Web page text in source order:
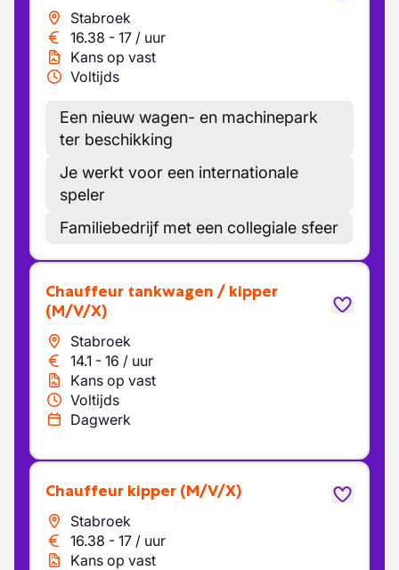
Stabroek
16.38 - 17 / uur
Kans op vast
Voltijds
Een nieuw wagen- en machinepark
ter beschikking
Je werkt voor een internationale
speler
Familiebedrijf met een collegiale sfeer
chauffeur tankwagen / kipper
(M/V/X)
Stabroek
14.1 - 16 / uur
Kans op vast
Voltijds
Dagwerk
Chauffeur kipper (M/V/X)
Stabroek
16.38 - 17 / uur
Kans op vast